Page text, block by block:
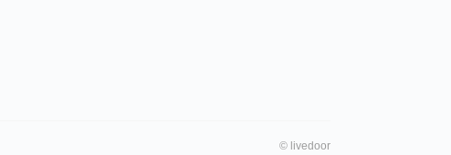
© livedoor